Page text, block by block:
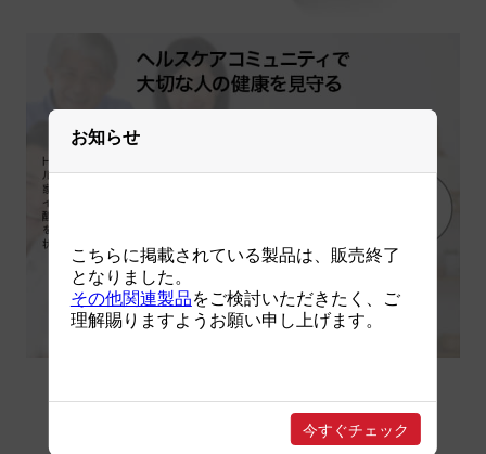
お知らせ
こちらに掲載されている製品は、販売終了
となりました。
その他関連製品をご検討いただきたく、ご
理解賜りますようお願い申し上げます。
今すぐチェック